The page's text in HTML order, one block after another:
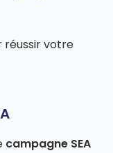
réussir votre
campagne SEA